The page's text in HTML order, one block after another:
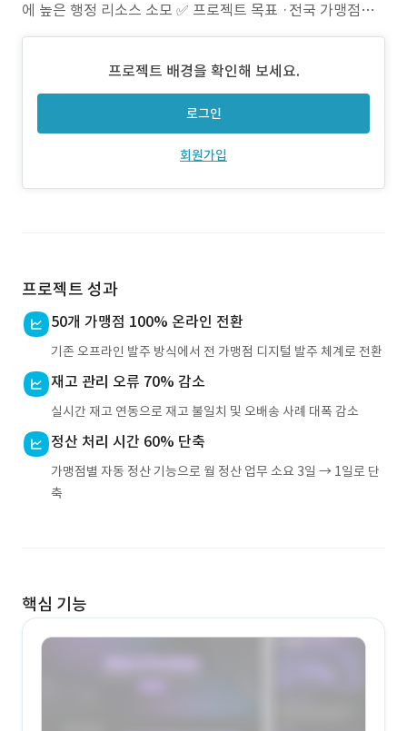
에 높은 행정 리소스 소모 ✅ 프로젝트 목표 ·전국 가맹점의
발주 업무를 디지털화하여 운영 효율성과 편의성 동시 확보 ·
·가맹점별 로그인, 주문, 정산을 분리된 계정 체계로 안전하
프로젝트 배경을 확인해 보세요.
로그인
회원가입
프로젝트 성과
50개 가맹점 100% 온라인 전환
기존 오프라인 발주 방식에서 전 가맹점 디지털 발주 체계로 전환
재고 관리 오류 70% 감소
실시간 재고 연동으로 재고 불일치 및 오배송 사례 대폭 감소
정산 처리 시간 60% 단축
가맹점별 자동 정산 기능으로 월 정산 업무 소요 3일 → 1일로 단
축
핵심 기능